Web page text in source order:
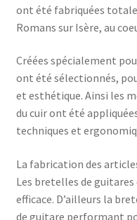
ont été fabriquées
Romans sur Isère, au
Créées spécialement
ont été sélectionnés,
et esthétique. Ainsi les
du cuir ont été
techniques et
La fabrication des
Les bretelles de
efficace. D’ailleurs la
de guitare performant